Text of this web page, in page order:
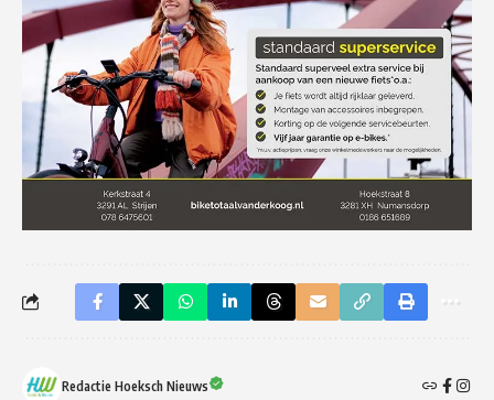
Redactie Hoeksch Nieuws